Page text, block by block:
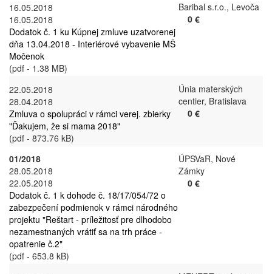
16.05.2018
16.05.2018
Dodatok č. 1 ku Kúpnej zmluve uzatvorenej
dňa 13.04.2018 - Interiérové vybavenie MŠ
Močenok
(pdf - 1.38 MB)
Baribal s.r.o., Levoča
0 €
22.05.2018
28.04.2018
Zmluva o spolupráci v rámci verej. zbierky
"Ďakujem, že si mama 2018"
(pdf - 873.76 kB)
Únia materských
centier, Bratislava
0 €
01/2018
28.05.2018
22.05.2018
Dodatok č. 1 k dohode č. 18/17/054/72 o
zabezpečení podmienok v rámci národného
projektu "Reštart - príležitosť pre dlhodobo
nezamestnaných vrátiť sa na trh práce -
opatrenie č.2"
(pdf - 653.8 kB)
ÚPSVaR, Nové
Zámky
0 €